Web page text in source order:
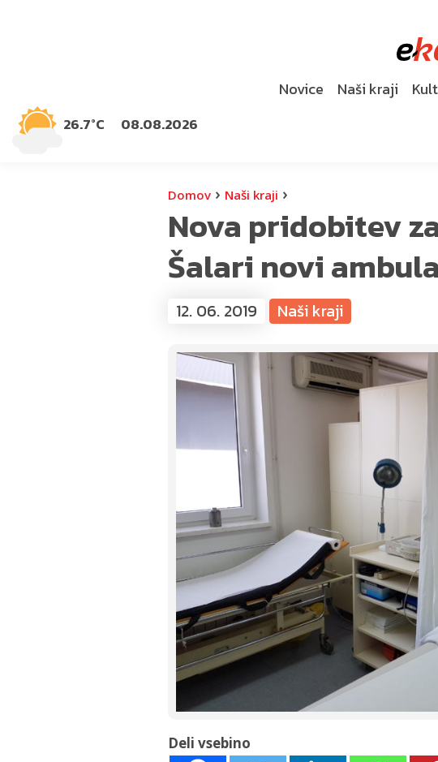
26.7°C 08.08.2026
Novice Naši kraji
Domov › Naši kraji ›
Nova pridobitev
Šalari novi
12. 06. 2019 Naši kraji
Deli vsebino